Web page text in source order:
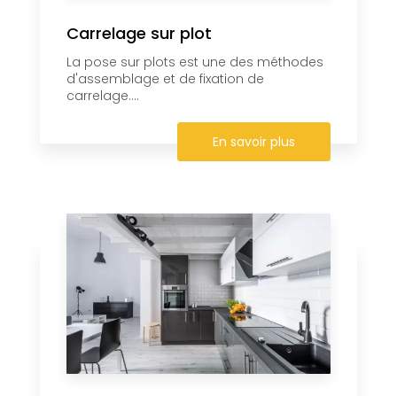
Carrelage sur plot
La pose sur plots est une des méthodes
d'assemblage et de fixation de
carrelage....
En savoir plus